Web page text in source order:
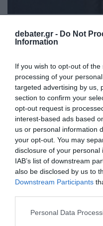
debater.gr - Do Not
Information
If you wish to opt-out of
processing of your
targeted advertising by us,
section to confirm your
opt-out request is
interest-based ads based
us or personal information
your opt-out. You may
disclosure of your
IAB’s list of downstream
also be disclosed by us to
Downstream Participants
Please note that this
Personal Data
Έντι Μέρφι: Έλαβε
ηθοποιού (vid)
Η απονομή
Λος Άντζελες το
20.04.2026 - 12:47